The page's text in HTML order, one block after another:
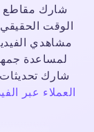
شارك مقاطع
الوقت
مشاهدي
لمساعدة
شارك
العملاء عبر